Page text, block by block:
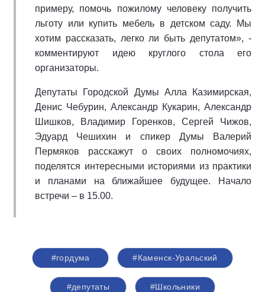
примеру, помочь пожилому человеку получить
льготу или купить мебель в детском саду. Мы
хотим рассказать, легко ли быть депутатом», -
комментируют идею круглого стола его
организаторы.
Депутаты Городской Думы Алла Казимирская,
Денис Чебурин, Александр Кукарин, Александр
Шишков, Владимир Горенков, Сергей Чижов,
Эдуард Чешихин и спикер Думы Валерий
Пермяков расскажут о своих полномочиях,
поделятся интересными историями из практики
и планами на ближайшее будущее. Начало
встречи – в 15.00.
#гордума #Каменск-Уральский
#депутаты #Школьники